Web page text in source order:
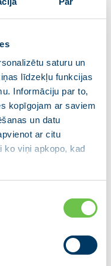
saturu un
līdzekļu funkcijas
Informāciju par to,
kopīgojam ar saviem
un datu
ar citu
ko viņi apkopo, kad
kārtību
kuras nenodrošina
atbilstošā apmērā
laikā tiks
un iespējama
plānots ieviest
lai
un uzlabotu
stacionārās
sistēmas
slimnīcu sniegumu
aprūpes